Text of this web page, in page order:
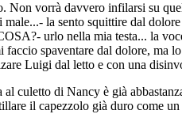
vorrà davvero infilarsi su
la sento squittire dal
urlo nella mia testa... la
spaventare dal dolore,
Luigi dal letto e con una
culetto di Nancy è già
il capezzolo già duro come